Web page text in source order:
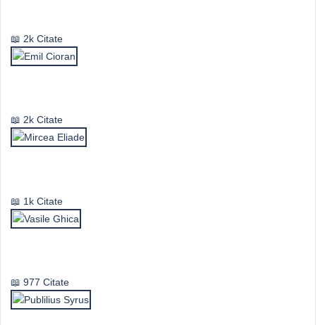
2k Citate
2k Citate
1k Citate
977 Citate